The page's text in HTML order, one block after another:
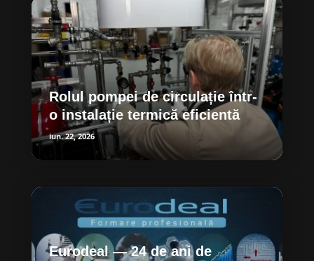
Rolul pompei de circulație într-
o instalație termică eficientă
iun. 22, 2026
Eurodeal — 24 de ani de